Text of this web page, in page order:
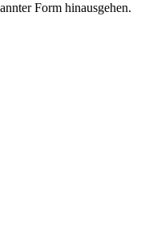
Form hinausgehen.